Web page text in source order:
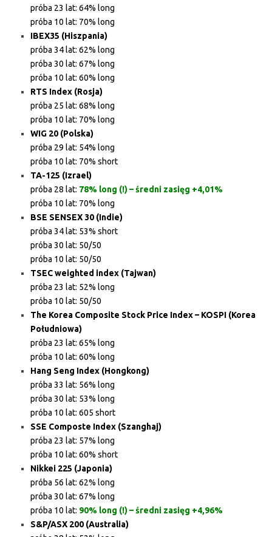
próba 23 lat: 64% long
próba 10 lat: 70% long
IBEX35 (Hiszpania)
próba 34 lat: 62% long
próba 30 lat: 67% long
próba 10 lat: 60% long
RTS Index (Rosja)
próba 25 lat: 68% long
próba 10 lat: 70% long
WIG 20 (Polska)
próba 29 lat: 54% long
próba 10 lat: 70% short
TA-125 (Izrael)
próba 28 lat: 78% long (!) – średni zasięg +4,01%
próba 10 lat: 70% long
BSE SENSEX 30 (Indie)
próba 34 lat: 53% short
próba 30 lat: 50/50
próba 10 lat: 50/50
TSEC weighted index (Tajwan)
próba 23 lat: 52% long
próba 10 lat: 50/50
The Korea Composite Stock Price Index – KOSPI (Korea
Południowa)
próba 23 lat: 65% long
próba 10 lat: 60% long
Hang Seng Index (Hongkong)
próba 33 lat: 56% long
próba 30 lat: 53% long
próba 10 lat: 605 short
SSE Composte Index (Szanghaj)
próba 23 lat: 57% long
próba 10 lat: 60% short
Nikkei 225 (Japonia)
próba 56 lat: 62% long
próba 30 lat: 67% long
próba 10 lat: 90% long (!) – średni zasięg +4,96%
S&P/ASX 200 (Australia)